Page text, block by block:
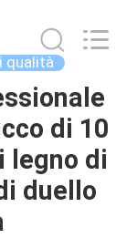
qualità
di 10
legno di
duello